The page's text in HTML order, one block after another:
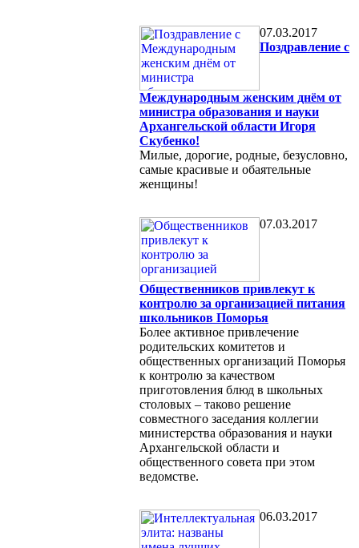
07.03.2017
Поздравление с
Международным женским днём от
министра образования и науки
Архангельской области Игоря
Скубенко!
Милые, дорогие, родные, безусловно,
самые красивые и обаятельные
женщины!
07.03.2017
Общественников привлекут к
контролю за организацией питания
школьников Поморья
Более активное привлечение
родительских комитетов и
общественных организаций Поморья
к контролю за качеством
приготовления блюд в школьных
столовых – таково решение
совместного заседания коллегии
министерства образования и науки
Архангельской области и
общественного совета при этом
ведомстве.
06.03.2017